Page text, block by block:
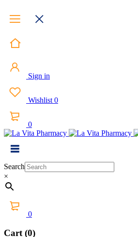
Sign in
Wishlist 0
0
Search
×
0
Cart (0)